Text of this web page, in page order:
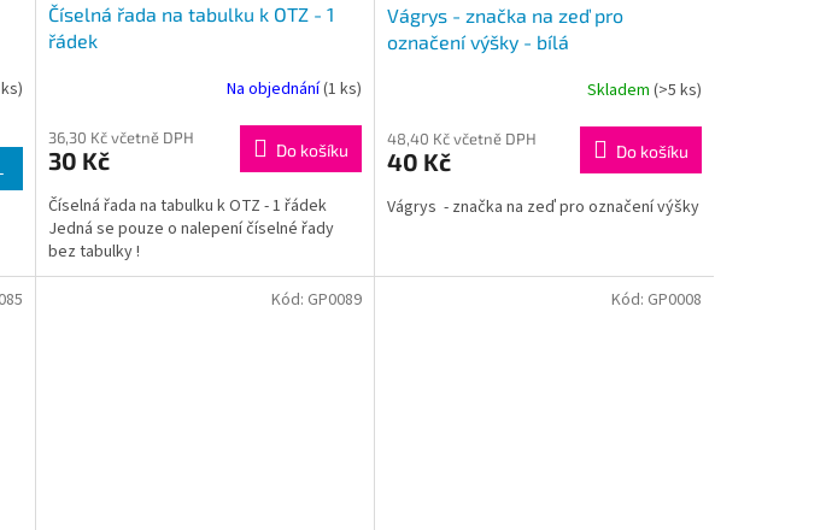
Číselná řada na tabulku k OTZ - 1
řádek
Na objednání(1 ks)
36,30 Kč včetně DPH
30 Kč Do košíku
Číselná řada na tabulku k OTZ - 1 řádek
Jedná se pouze o nalepení číselné řady
bez tabulky !
Vágrys - značka na zeď pro
označení výšky - bílá
Skladem (>5 ks)
48,40 Kč včetně DPH
40 Kč Do košíku
Vágrys - značka na zeď pro označení výšky
Kód: GP0089 Kód: GP0008